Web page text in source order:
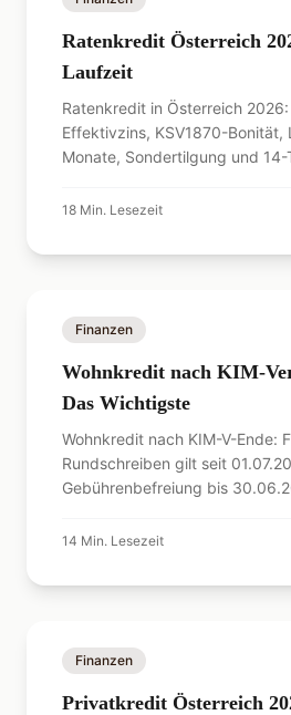
Ratenkredit Österreich
Laufzeit
Ratenkredit in Österreich
Effektivzins, KSV1870-Bonität,
Monate, Sondertilgung und 14-
18 Min. Lesezeit
Finanzen
Wohnkredit nach KIM-
Das Wichtigste
Wohnkredit nach KIM-V-Ende:
Rundschreiben gilt seit
Gebührenbefreiung bis
14 Min. Lesezeit
Finanzen
Privatkredit Österreich